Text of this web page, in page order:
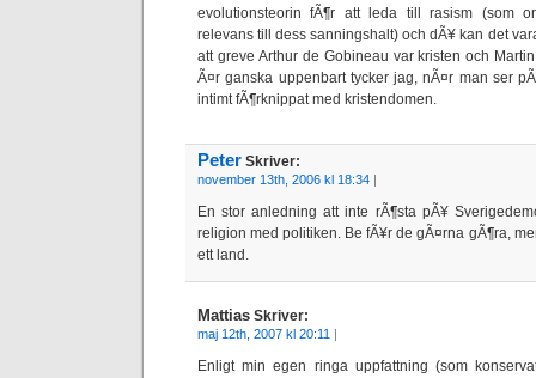
evolutionsteorin fÃ¶r att leda till rasism (som
relevans till dess sanningshalt) och dÃ¥ kan det
att greve Arthur de Gobineau var kristen och
Ã¤r ganska uppenbart tycker jag, nÃ¤r man ser
intimt fÃ¶rknippat med kristendomen.
Peter Skriver:
november 13th, 2006 kl 18:34 |
En stor anledning att inte rÃ¶sta pÃ¥
religion med politiken. Be fÃ¥r de gÃ¤rna gÃ¶ra,
ett land.
Mattias Skriver:
maj 12th, 2007 kl 20:11 |
Enligt min egen ringa uppfattning (som